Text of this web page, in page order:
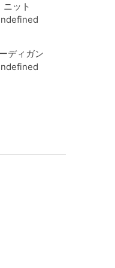
ニット
ディガン